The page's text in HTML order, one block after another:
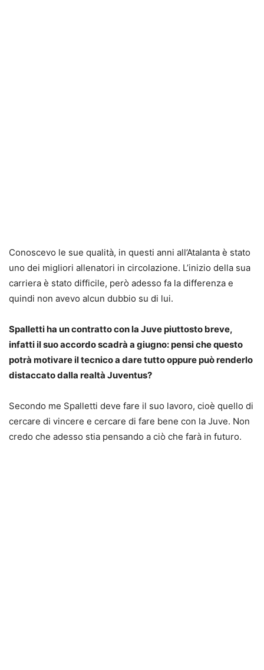
Conoscevo le sue qualità, in questi anni all’Atalanta è stato
uno dei migliori allenatori in circolazione. L’inizio della sua
carriera è stato difficile, però adesso fa la differenza e
quindi non avevo alcun dubbio su di lui.
Spalletti ha un contratto con la Juve piuttosto breve,
infatti il suo accordo scadrà a giugno: pensi che questo
potrà motivare il tecnico a dare tutto oppure può renderlo
distaccato dalla realtà Juventus?
Secondo me Spalletti deve fare il suo lavoro, cioè quello di
cercare di vincere e cercare di fare bene con la Juve. Non
credo che adesso stia pensando a ciò che farà in futuro.